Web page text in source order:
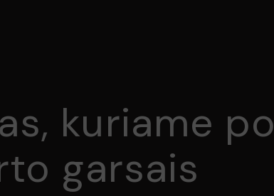
kuriame
garsais